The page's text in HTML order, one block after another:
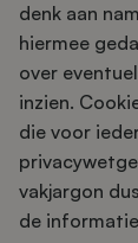
denk aan
hiermee
over
inzien.
die voor
vakjargon
de